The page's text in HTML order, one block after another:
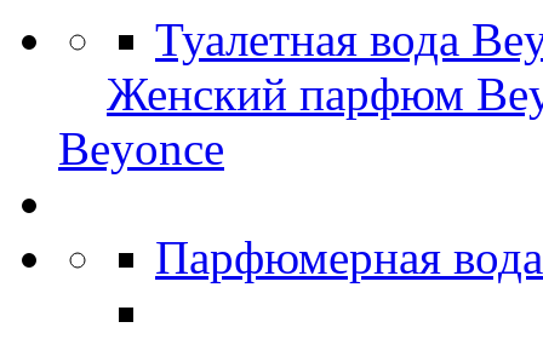
Туалетная вода
Женский парфюм
Beyonce
Парфюмерная